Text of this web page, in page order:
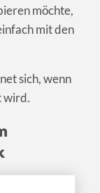
möchte,
mit den
sich, wenn
wird.